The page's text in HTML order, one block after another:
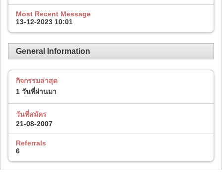
Most Recent Message
13-12-2023 10:01
General Information
กิจกรรมล่าสุด
1 วันที่ผ่านมา
วันที่สมัคร
21-08-2007
Referrals
6